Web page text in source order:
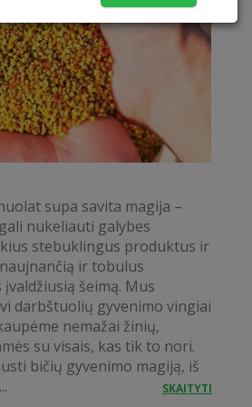
supa savita magija –
nukeliauti galybes
stebuklingus produktus ir
ir tobulus
šeimą. Mus
darbštuolių gyvenimo vingiai
nemažai žinių,
su visais, kas tik to nori.
bičių gyvenimo magiją, iš
SKAITYTI